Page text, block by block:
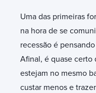
Uma das primeiras
na hora de se
recessão é
Afinal, é quase certo
estejam no mesmo
custar menos e